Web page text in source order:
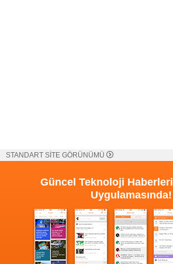
STANDART SİTE GÖRÜNÜMÜ
Güncel Teknoloji Haberleri
Uygulamasında!